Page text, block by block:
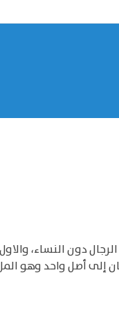
دون النساء،
إلى أصل واحد وهو